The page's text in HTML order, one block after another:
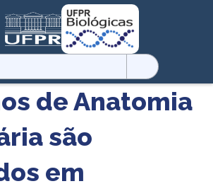
de Anatomia
são
em